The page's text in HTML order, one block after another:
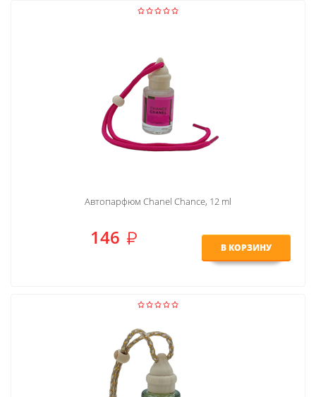
Автопарфюм Chanel Chance, 12 ml
146 В КОРЗИНУ